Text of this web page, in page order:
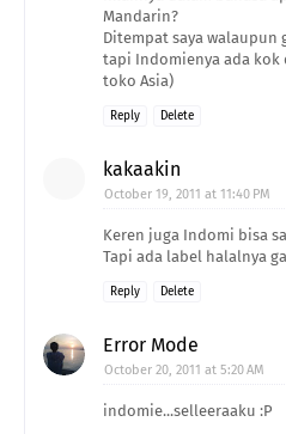
Mandarin?
Ditempat saya walaupun
tapi Indomienya ada
toko Asia)
Reply Delete
kakaakin
October 19, 2011 at 11:40 PM
Keren juga Indomi bisa
Tapi ada label halalnya
Reply Delete
Error Mode
October 20, 2011 at 5:20 AM
indomie...selleeraaku :P